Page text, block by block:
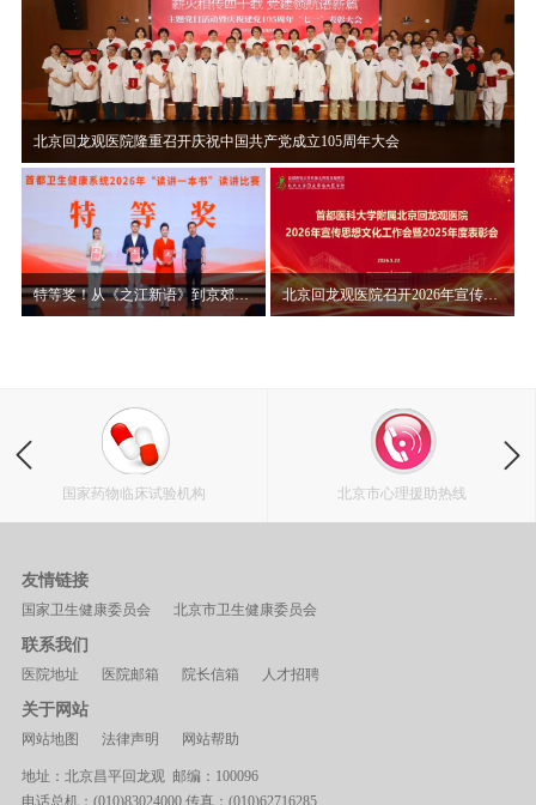
北京回龙观医院隆重召开庆祝中国共产党成立105周年大会
特等奖！从《之江新语》到京郊山村，赵晨讲述“读讲一本书”背后的初心使命 北京回龙观医院召开2026年宣传思想文化工作会暨2025年度表彰大会
国家药物临床试验机构 北京市心理援助热线
友情链接
国家卫生健康委员会 北京市卫生健康委员会
联系我们
医院地址 医院邮箱 院长信箱 人才招聘
关于网站
网站地图 法律声明 网站帮助
地址：北京昌平回龙观 邮编：100096
电话总机：(010)83024000 传真：(010)62716285